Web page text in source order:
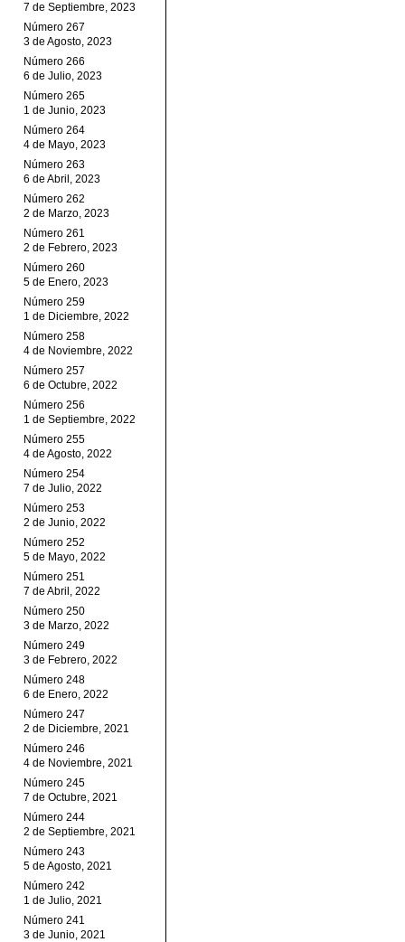
7 de Septiembre, 2023
Número 267
3 de Agosto, 2023
Número 266
6 de Julio, 2023
Número 265
1 de Junio, 2023
Número 264
4 de Mayo, 2023
Número 263
6 de Abril, 2023
Número 262
2 de Marzo, 2023
Número 261
2 de Febrero, 2023
Número 260
5 de Enero, 2023
Número 259
1 de Diciembre, 2022
Número 258
4 de Noviembre, 2022
Número 257
6 de Octubre, 2022
Número 256
1 de Septiembre, 2022
Número 255
4 de Agosto, 2022
Número 254
7 de Julio, 2022
Número 253
2 de Junio, 2022
Número 252
5 de Mayo, 2022
Número 251
7 de Abril, 2022
Número 250
3 de Marzo, 2022
Número 249
3 de Febrero, 2022
Número 248
6 de Enero, 2022
Número 247
2 de Diciembre, 2021
Número 246
4 de Noviembre, 2021
Número 245
7 de Octubre, 2021
Número 244
2 de Septiembre, 2021
Número 243
5 de Agosto, 2021
Número 242
1 de Julio, 2021
Número 241
3 de Junio, 2021